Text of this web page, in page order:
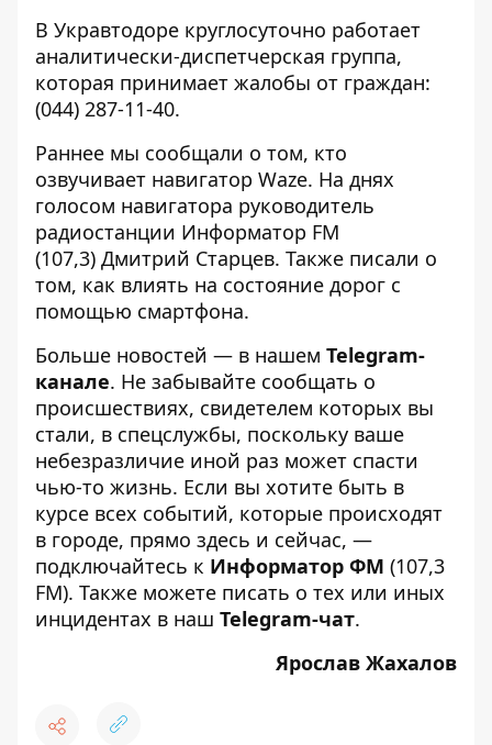
В Укравтодоре круглосуточно работает
аналитически-диспетчерская группа,
которая принимает жалобы от граждан:
(044) 287-11-40.
Раннее мы сообщали о том, кто
озвучивает навигатор Waze. На днях
голосом навигатора руководитель
радиостанции Информатор FM
(107,3) Дмитрий Старцев. Также писали о
том, как влиять на состояние дорог с
помощью смартфона.
Больше новостей — в нашем Telegram-
канале. Не забывайте сообщать о
происшествиях, свидетелем которых вы
стали, в спецслужбы, поскольку ваше
небезразличие иной раз может спасти
чью-то жизнь. Если вы хотите быть в
курсе всех событий, которые происходят
в городе, прямо здесь и сейчас, —
подключайтесь к Информатор ФМ (107,3
FM). Также можете писать о тех или иных
инцидентах в наш Telegram-чат.
Ярослав Жахалов